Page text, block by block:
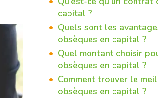
capital ?
Quels sont les
obsèques en capital ?
Quel montant choisir
obsèques en capital ?
Comment trouver le
obsèques en capital ?